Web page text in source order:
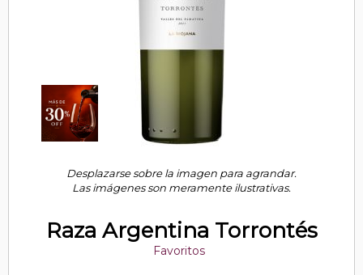
Desplazarse sobre la imagen para agrandar.
Las imágenes son meramente ilustrativas.
Raza Argentina Torrontés
Favoritos